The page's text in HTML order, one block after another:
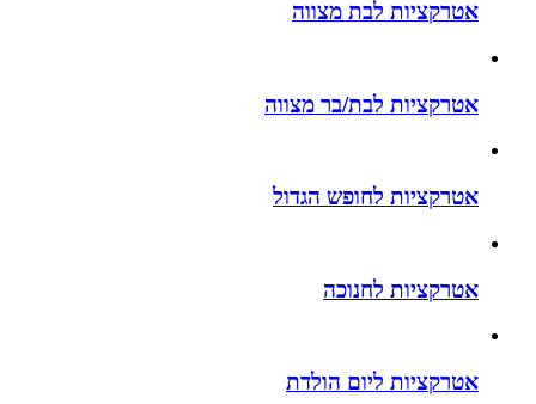
אטרקציות לבת מצווה
אטרקציות לבת/בר מצווה
אטרקציות לחופש הגדול
אטרקציות לחנוכה
אטרקציות ליום הולדת